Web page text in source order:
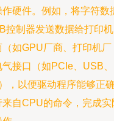
硬件。例如，将字符数
控制器发送数据给打印
（如GPU厂商、打印机厂
接口（如PCIe、USB、
，以便驱动程序能够正
自CPU的命令，完成实